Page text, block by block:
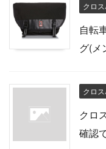
クロ
自転
グ(メ
クロ
クロ
確認